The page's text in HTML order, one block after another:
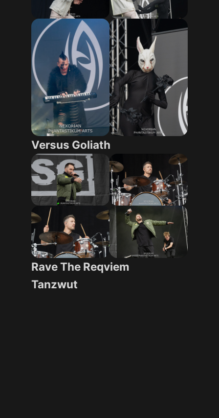
Versus Goliath
Rave The Reqviem
Tanzwut